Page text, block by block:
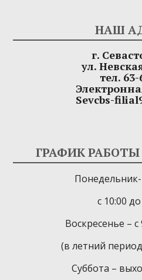
НАШ
г.
ул.
тел. 63-
Sevcbs-
ГРАФИК
с 10:00
Воскресенье – с
(в летний
Суббота –